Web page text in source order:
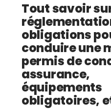
Tout savoir
obligations
conduire une
permis de
assurance,
équipements
obligatoires,